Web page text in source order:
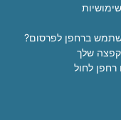
ברחפן לפרסום?
שלך
לחול